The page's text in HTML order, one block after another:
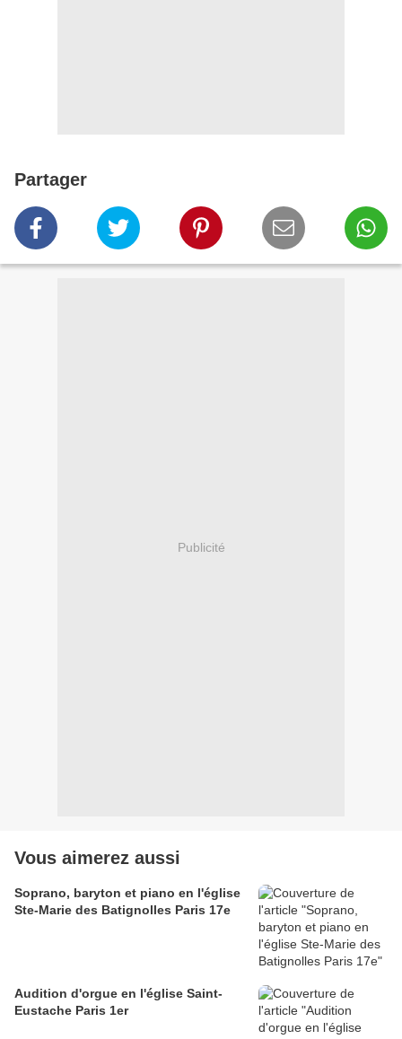
Partager
Publicité
Vous aimerez aussi
Soprano, baryton et piano en l'église
Ste-Marie des Batignolles Paris 17e
Audition d'orgue en l'église Saint-
Eustache Paris 1er